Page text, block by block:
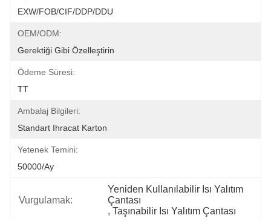
EXW/FOB/CIF/DDP/DDU
OEM/ODM:
Gerektiği Gibi Özelleştirin
Ödeme Süresi:
TT
Ambalaj Bilgileri:
Standart Ihracat Karton
Yetenek Temini:
50000/Ay
Vurgulamak:
Yeniden Kullanılabilir Isı Yalıtım
Çantası
, Taşınabilir Isı Yalıtım Çantası